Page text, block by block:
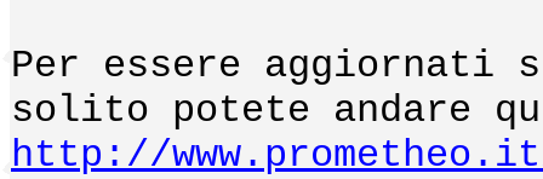
Per essere aggiornati
solito potete andare
http://